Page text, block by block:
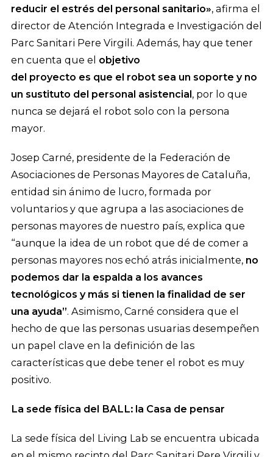
reducir el estrés del personal sanitario», afirma el
director de Atención Integrada e Investigación del
Parc Sanitari Pere Virgili. Además, hay que tener
en cuenta que el objetivo
del proyecto es que el robot sea un soporte y no
un sustituto del personal asistencial, por lo que
nunca se dejará el robot solo con la persona
mayor.
Josep Carné, presidente de la Federación de
Asociaciones de Personas Mayores de Cataluña,
entidad sin ánimo de lucro, formada por
voluntarios y que agrupa a las asociaciones de
personas mayores de nuestro país, explica que
“aunque la idea de un robot que dé de comer a
personas mayores nos echó atrás inicialmente, no
podemos dar la espalda a los avances
tecnológicos y más si tienen la finalidad de ser
una ayuda”. Asimismo, Carné considera que el
hecho de que las personas usuarias desempeñen
un papel clave en la definición de las
características que debe tener el robot es muy
positivo.
La sede física del BALL: la Casa de pensar
La sede física del Living Lab se encuentra ubicada